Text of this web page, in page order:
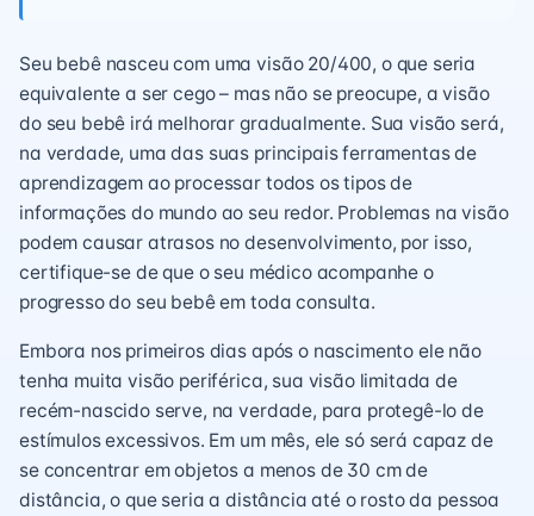
Seu bebê nasceu com uma visão 20/400, o que seria
equivalente a ser cego – mas não se preocupe, a visão
do seu bebê irá melhorar gradualmente. Sua visão será,
na verdade, uma das suas principais ferramentas de
aprendizagem ao processar todos os tipos de
informações do mundo ao seu redor. Problemas na visão
podem causar atrasos no desenvolvimento, por isso,
certifique-se de que o seu médico acompanhe o
progresso do seu bebê em toda consulta.
Embora nos primeiros dias após o nascimento ele não
tenha muita visão periférica, sua visão limitada de
recém-nascido serve, na verdade, para protegê-lo de
estímulos excessivos. Em um mês, ele só será capaz de
se concentrar em objetos a menos de 30 cm de
distância, o que seria a distância até o rosto da pessoa